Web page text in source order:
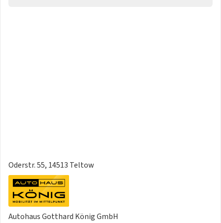
Oderstr. 55, 14513 Teltow
Autohaus Gotthard König GmbH